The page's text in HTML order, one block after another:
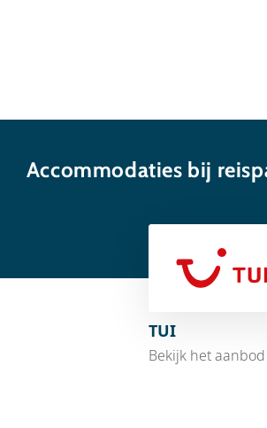
Accommodaties bij
TUI
Bekijk het aanbod